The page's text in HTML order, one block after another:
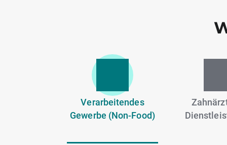
Verarbeitendes
Gewerbe (Non-Food)